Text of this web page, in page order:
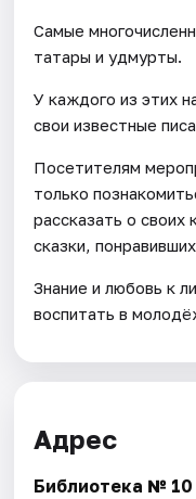
Самые
татары и удмурты.
У каждого из этих
свои известные
Посетителям
только
рассказать о
сказки,
Знание и любовь к
воспитать в
Адрес
Библиотека № 10